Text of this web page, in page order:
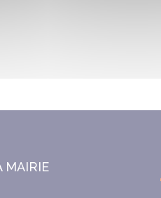
MAIRIE